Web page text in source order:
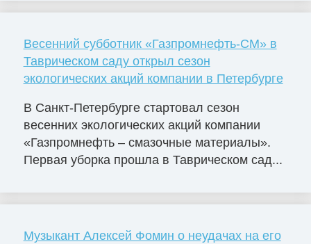
Весенний субботник «Газпромнефть-СМ» в
Таврическом саду открыл сезон
экологических акций компании в Петербурге
В Санкт-Петербурге стартовал сезон
весенних экологических акций компании
«Газпромнефть – смазочные материалы».
Первая уборка прошла в Таврическом сад...
Музыкант Алексей Фомин о неудачах на его